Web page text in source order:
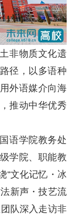
非物质文化遗
径，以多语种
外语媒介向海
推动中华优秀
语学院教务处
学院、职能教
“文化记忆・冰
法新声・技艺流
队深入走访非